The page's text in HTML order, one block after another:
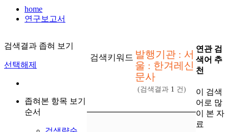
home
연구보고서
검색결과 좁혀 보기
선택해제
좁혀본 항목 보기
순서
검색키워드 발행기관 : 서
울 : 한겨레신
문사
(검색결과 1 건)
연관 검
색어 추
천
이 검색
어로 많
이 본 자
료